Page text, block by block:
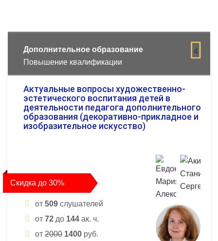
4
Дополнительное образование
Повышение квалификации
Актуальные вопросы художественно-
эстетического воспитания детей в
деятельности педагога дополнительного
образования (декоративно-прикладное и
изобразительное искусство)
Скидка до 30%
от 509 слушателей
от 72 до 144 ак. ч.
от 2000 1400 руб.